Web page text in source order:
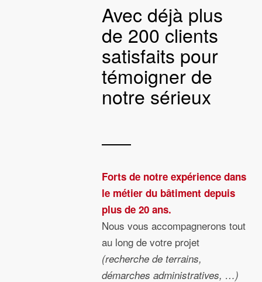
Avec déjà plus
de 200 clients
satisfaits pour
témoigner de
notre sérieux
Forts de notre expérience dans
le métier du bâtiment depuis
plus de 20 ans.
Nous vous accompagnerons tout
au long de votre projet
(recherche de terrains,
démarches administratives, …)